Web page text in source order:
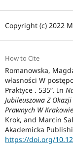
Copyright (c) 2022
How to Cite
Romanowska,
własności W
Praktyce . 535”. In
Jubileuszowa Z
Prawnych W Krakowie
Krok, and Marcin
Akademicka
https://doi.org/